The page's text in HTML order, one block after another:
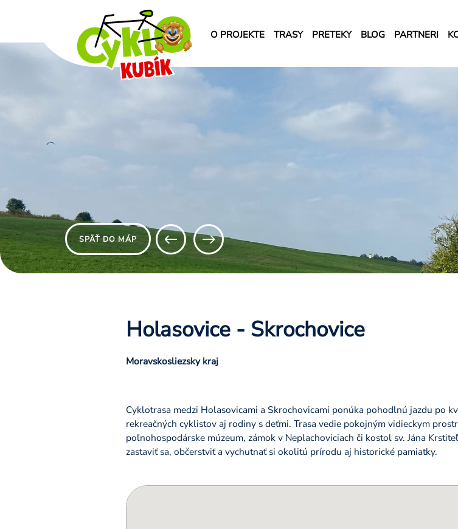
O PROJEKTE TRASY PRETEKY BLOG PARTNERI
SPÄŤ DO MÁP
Holasovice - Skrochovice
Moravskosliezsky kraj
Cyklotrasa medzi Holasovicami a Skrochovicami ponúka pohodlnú jazdu po
rekreačných cyklistov aj rodiny s deťmi. Trasa vedie pokojným vidieckym
poľnohospodárske múzeum, zámok v Neplachoviciach či kostol sv. Jána
zastaviť sa, občerstviť a vychutnať si okolitú prírodu aj historické pamiatky.